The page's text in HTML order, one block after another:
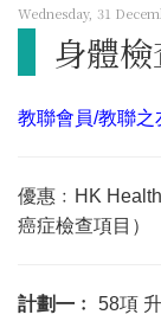
Wednesday, 31
身體
教聯會員/教聯之
優惠﹕HK
癌症檢查項目）
計劃㇐ ﹕ 58項